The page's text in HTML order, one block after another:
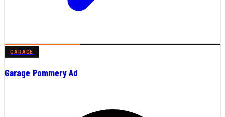
GARAGE
Garage Pommery Ad